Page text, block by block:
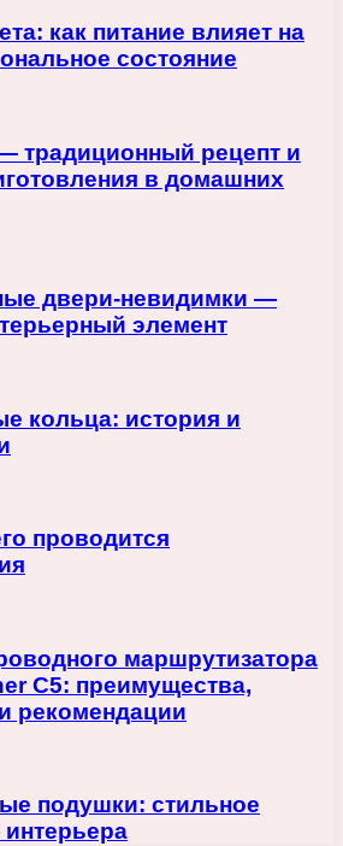
как питание влияет на
состояние
традиционный рецепт и
в домашних
двери-невидимки —
элемент
кольца: история и
проводится
маршрутизатора
C5: преимущества,
рекомендации
подушки: стильное